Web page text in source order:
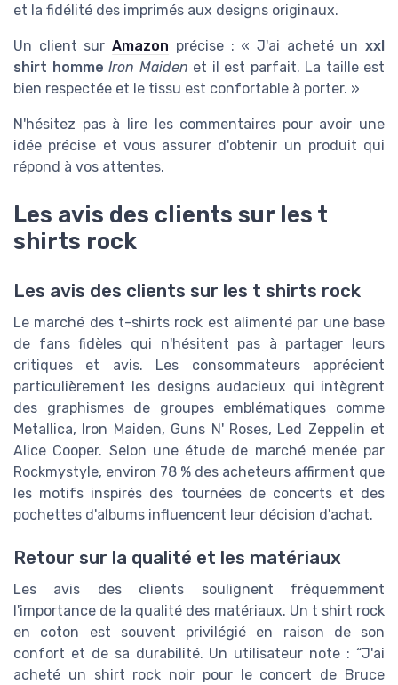
et la fidélité des imprimés aux designs originaux.
Un client surAmazon précise : « J'ai acheté unxxl
shirt homme Iron Maiden et il est parfait. La taille est
bien respectée et le tissu est confortable à porter. »
N'hésitez pas à lire les commentaires pour avoir une
idée précise et vous assurer d'obtenir un produit qui
répond à vos attentes.
Les avis des clients sur les t
shirts rock
Les avis des clients sur les t shirts rock
Le marché des t-shirts rock est alimenté par une base
de fans fidèles qui n'hésitent pas à partager leurs
critiques et avis. Les consommateurs apprécient
particulièrement les designs audacieux qui intègrent
des graphismes de groupes emblématiques comme
Metallica, Iron Maiden, Guns N' Roses, Led Zeppelin et
Alice Cooper. Selon une étude de marché menée par
Rockmystyle, environ 78 % des acheteurs affirment que
les motifs inspirés des tournées de concerts et des
pochettes d'albums influencent leur décision d'achat.
Retour sur la qualité et les matériaux
Les avis des clients soulignent fréquemment
l'importance de la qualité des matériaux. Un t shirt rock
en coton est souvent privilégié en raison de son
confort et de sa durabilité. Un utilisateur note : “J'ai
acheté un shirt rock noir pour le concert de Bruce